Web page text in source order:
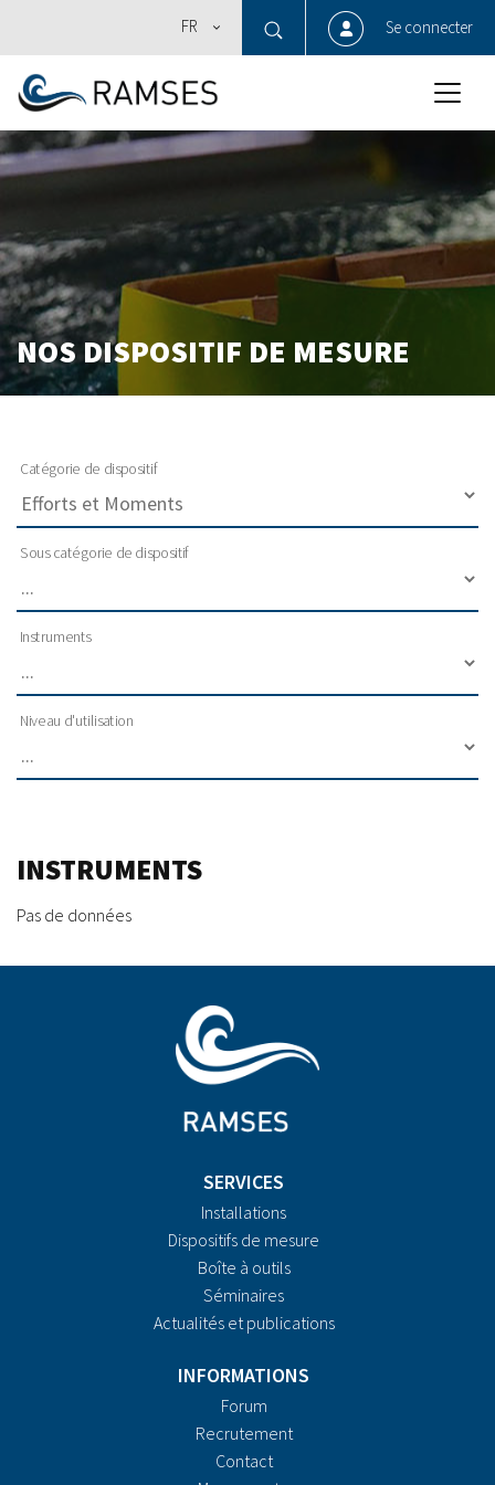
FR Se connecter
NOS DISPOSITIF DE MESURE
Catégorie de dispositif
Sous catégorie de dispositif
Instruments
Niveau d'utilisation
INSTRUMENTS
Pas de données
SERVICES
Installations
Dispositifs de mesure
Boîte à outils
Séminaires
Actualités et publications
INFORMATIONS
Forum
Recrutement
Contact